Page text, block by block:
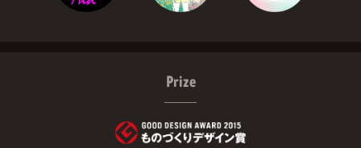
Prize